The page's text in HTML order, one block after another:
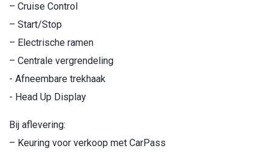
– Cruise Control
– Start/Stop
– Electrische ramen
– Centrale vergrendeling
- Afneembare trekhaak
- Head Up Display
Bij aflevering:
– Keuring voor verkoop met CarPass